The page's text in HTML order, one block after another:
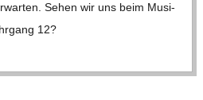
Sehen wir uns beim Musi­
12?